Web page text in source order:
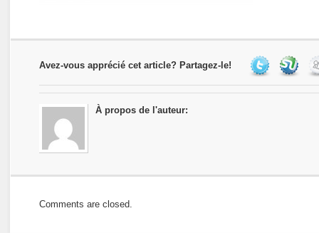
Avez-vous apprécié cet article? Partagez-le!
À propos de l'auteur:
Comments are closed.